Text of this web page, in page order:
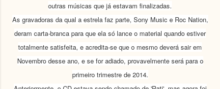
outras músicas que já estavam finalizadas.
As gravadoras da qual a estrela faz parte, Sony Music e Roc Nation,
deram carta-branca para que ela só lance o material quando estiver
totalmente satisfeita, e acredita-se que o mesmo deverá sair em
Novembro desse ano, e se for adiado, provavelmente será para o
primeiro trimestre de 2014.